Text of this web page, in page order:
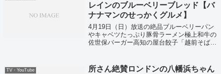
レインのブルーベリーブレッド【バ
ナナマンのせっかくグルメ】
4月19日（日）放送の絶品ブルーベリーパン
やキャベツたっぷり豚骨ラーメン極上和牛の
佐世保バーガー高知の屋台餃子「越前そば」
いました！
TV・YouTube
所さん絶賛ロンドンの八幡浜ちゃん